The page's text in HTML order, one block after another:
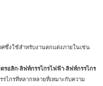
ซึ่งใช้สำหรับงานตกแต่งภายในเช่น
รอลิก-ลิฟท์กรรไกรไฟฟ้า-ลิฟท์กรรไกร
ไกรที่หลากหลายที่เหมาะกับความ